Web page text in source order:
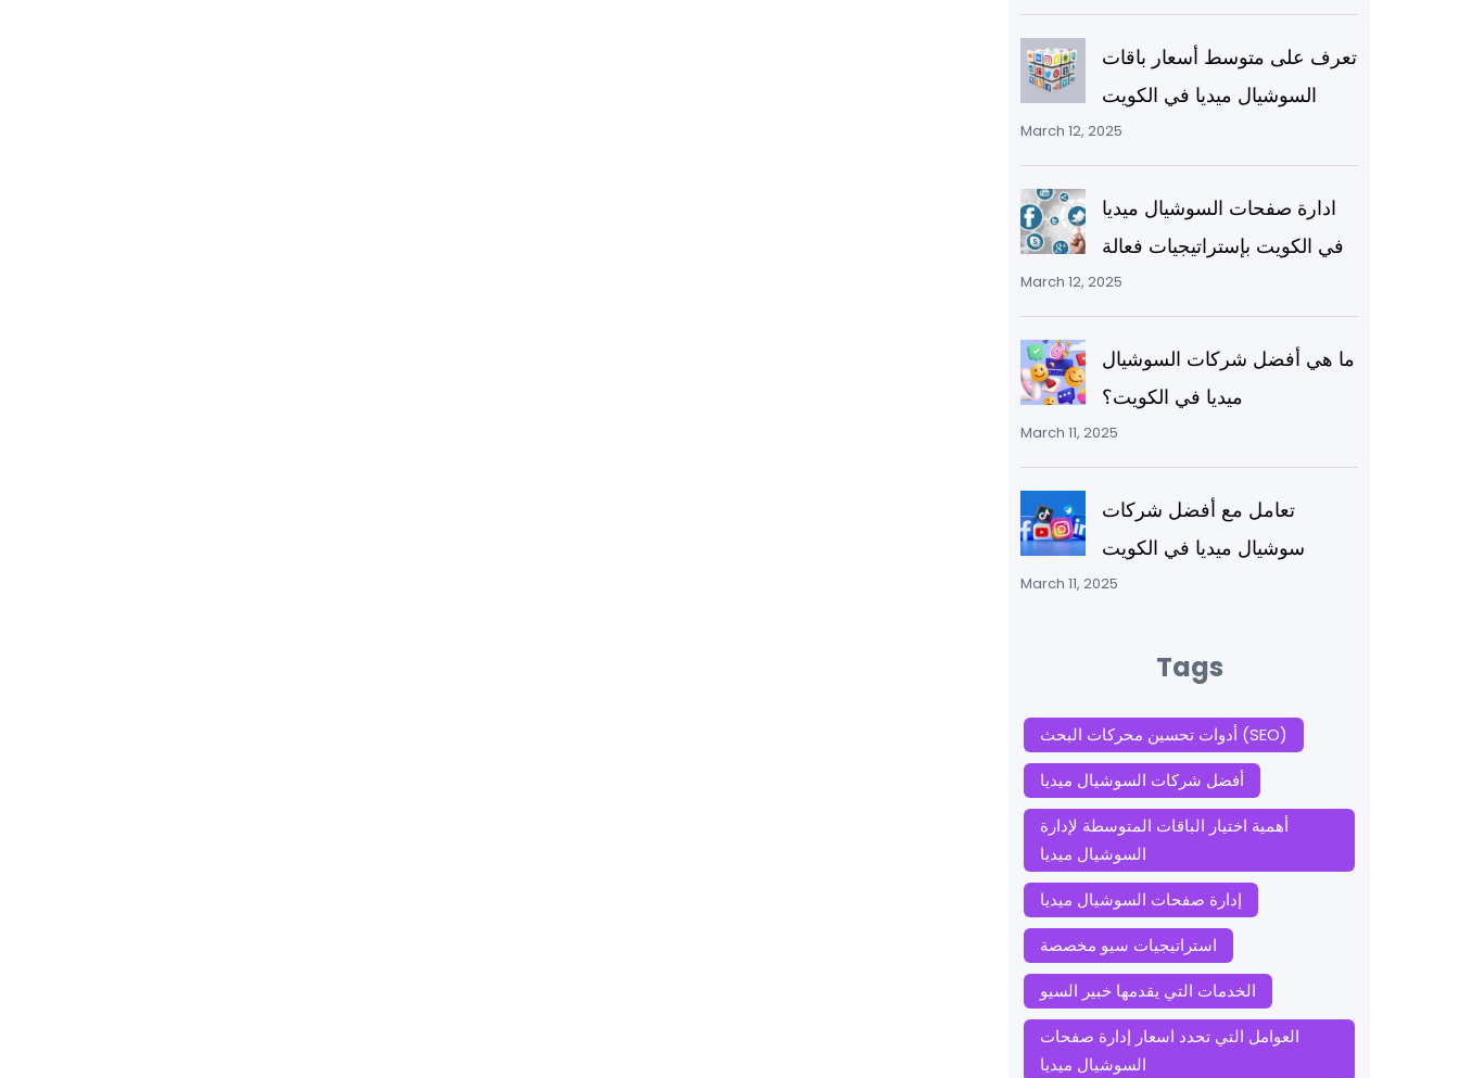
تعرف على متوسط أسعار باقات
السوشيال ميديا في الكويت
March 12, 2025
ادارة صفحات السوشيال ميديا
في الكويت بإستراتيجيات فعالة
March 12, 2025
ما هي أفضل شركات السوشيال
ميديا في الكويت؟
March 11, 2025
تعامل مع أفضل شركات
سوشيال ميديا في الكويت
March 11, 2025
Tags
أدوات تحسين محركات البحث (SEO)
أفضل شركات السوشيال ميديا
أهمية اختيار الباقات المتوسطة لإدارة
السوشيال ميديا
إدارة صفحات السوشيال ميديا
استراتيجيات سيو مخصصة
الخدمات التي يقدمها خبير السيو
العوامل التي تحدد اسعار إدارة صفحات
السوشيال ميديا